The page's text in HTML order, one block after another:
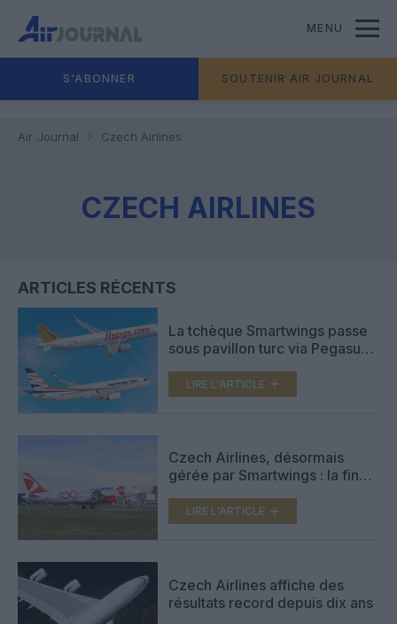
MENU
S'ABONNER SOUTENIR AIR JOURNAL
Air Journal Czech Airlines
CZECH AIRLINES
ARTICLES RÉCENTS
La tchèque Smartwings passe
sous pavillon turc via Pegasus
LIRE L'ARTICLE
Czech Airlines, désormais
gérée par Smartwings : la fin
ansLIRE L'ARTICLE
Czech Airlines affiche des
résultats record depuis dix ans